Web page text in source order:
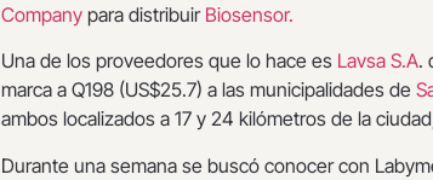
Company para distribuir Biosensor.
Una de los proveedores que lo hace es Lavsa S.A.
marca a Q198 (US$25.7) a las municipalidades de
ambos localizados a 17 y 24 kilómetros de la
Durante una semana se buscó conocer con